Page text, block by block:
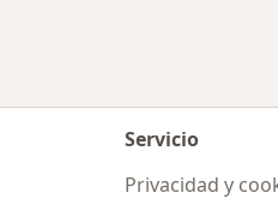
Servicio
Privacidad y